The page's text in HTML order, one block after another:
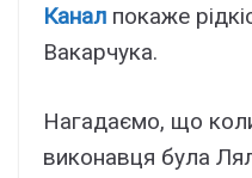
Канал покаже
Вакарчука.
Нагадаємо, що
виконавця була